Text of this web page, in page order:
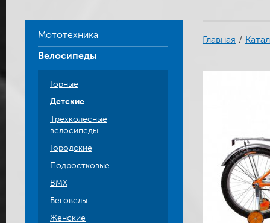
Мототехника
Велосипеды
Горные
Детские
Трехколесные
велосипеды
Городские
Подростковые
BMX
Беговелы
Женские
Главная /